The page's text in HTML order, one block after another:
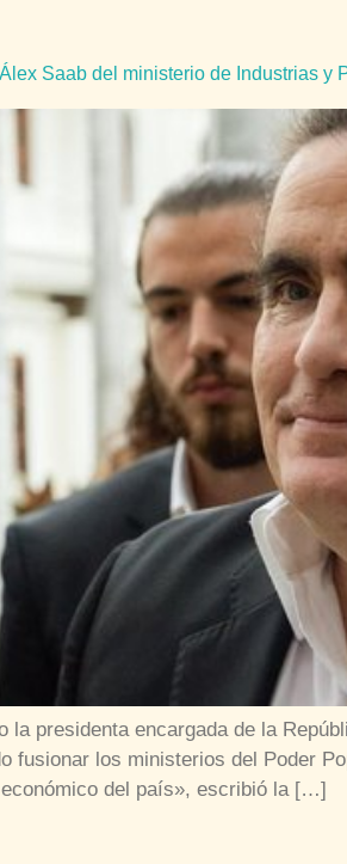
Saab del ministerio de Industrias y
la presidenta encargada de la
los ministerios del Poder
del país», escribió la […]